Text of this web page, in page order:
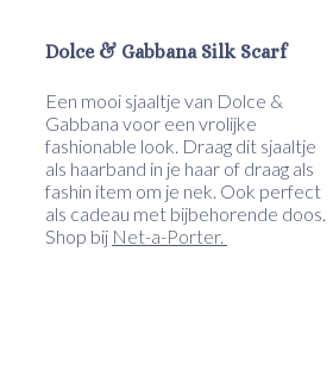
Dolce & Gabbana Silk Scarf
Een mooi sjaaltje van Dolce &
Gabbana voor een vrolijke
fashionable look. Draag dit sjaaltje
als haarband in je haar of draag als
fashin item om je nek. Ook perfect
als cadeau met bijbehorende doos.
Shop bij Net-a-Porter.